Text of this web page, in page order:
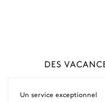
DES
Un service exceptionnel